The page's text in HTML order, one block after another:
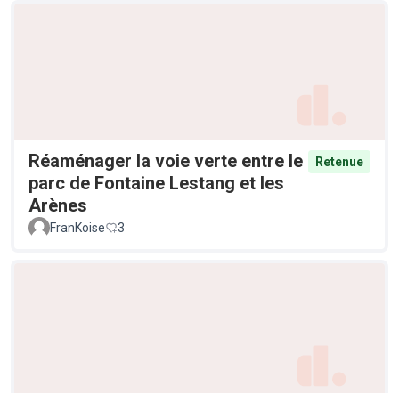
Réaménager la voie verte entre le
parc de Fontaine Lestang et les
Arènes
Retenue
FranKoise 3